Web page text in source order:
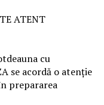
ATENT
cu
se acordă o atenție
prepararea